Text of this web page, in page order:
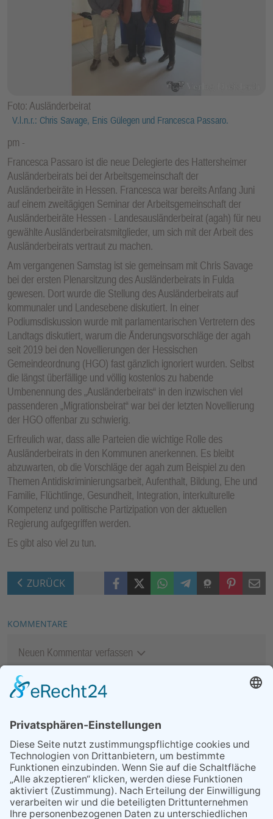
Foto: Ausländerbeirat
V.l.n.r.: Chris Savage, Enis Gülegen und Francesca Passaro.
pm
Francesca Passaro ist die neue Delegierte des Hattersheimer
Ausländerbeirats bei der Arbeitsgemeinschaft der
Ausländerbeiräte in Hessen. Francesca war bereits Anfang Juni
auf einem zweitägigen Seminar der Arbeitsgemeinschaft der
Ausländerbeiräte Hessen - Landesausländerbeirat (agah) für neu
gewählte Ausländerbeiratsmitglieder, um sich mit der Arbeit des
Ausländerbeirats vertraut zu machen.
Am vergangenen Samstag ist sie gemeinsam mit Chris Savage
bei der ersten Plenarsitzung des Ausländerbeirats in Fulda
gewesen. Dort wurde die Stellung des Ausländerbeirats auf
kommunaler und Landesebene diskutiert. In einer
Podiumsdiskussion wurde mit parlamentarischen Vertretern des
Landtags diskutiert, warum die Änderungsvorschläge der agah
seit 2019 bei den Novellierungen der Hessischen
Gemeindeordnung (HGO) fast gänzlich ignoriert wurden. Selbst
die längst überfällige und völlig kostenlos zu habende
Umbenennung des „Ausländerbeirats“ in den inzwischen viel
passenderen „Migrationsbeirat“ war bei der letzten Novellierung
der HGO offenbar zu schwierig.
Erfreulich war, dass alle Parteien die wichtige Rolle des
Ausländerbeirats in den Kommunen anerkennen. Es bleibt
abzuwarten, ob die Vorschläge der agah zum Beispiel zu den
Themen Antidiskriminierungsarbeit, Aufenthalt, Bildung, Ehe und
Familie, Flüchtlinge, Gesundheit, Integration, interkulturelle
Kompetenz und politische Partizipation von der aktuellen
Regierung aufgegriffen werden.
Es gibt also viel zu tun.
ZURÜCK FacebookX (Twitter)WhatsAppTelegramThreemaPinterestMail
KOMMENTARE
Neuen Kommentar verfassen
MEIST GELESEN
06.08.2026
13. Folk- & Bluesfestival
kehrt zurück zu seinen
Wurzeln
03.08.2026
„Mein Smartphone im Alltag“
07.08.2026
Niederlage trotz guter
Leistung